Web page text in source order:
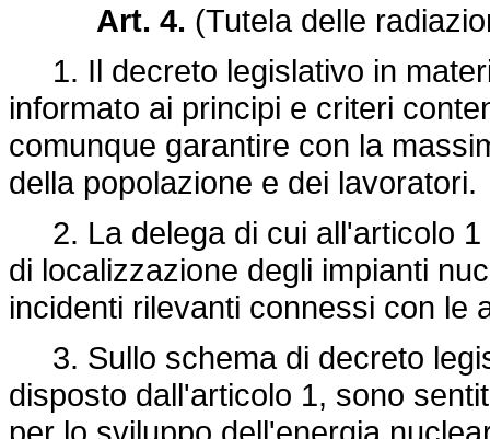
Art. 4. (Tutela delle
1. Il decreto legislativo in
informato ai principi e criteri
comunque garantire con la
della popolazione e dei lavoratori.
2. La delega di cui all'articolo 1
di localizzazione degli impianti
incidenti rilevanti connessi con le
3. Sullo schema di decreto
disposto dall'articolo 1, sono